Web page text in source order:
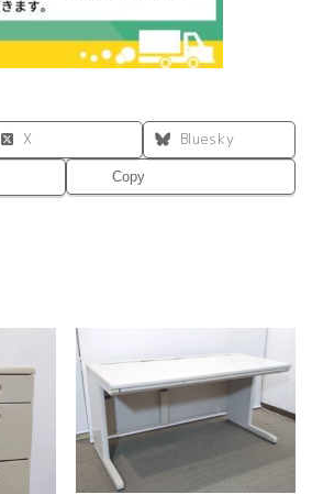
X
Bluesky
Copy